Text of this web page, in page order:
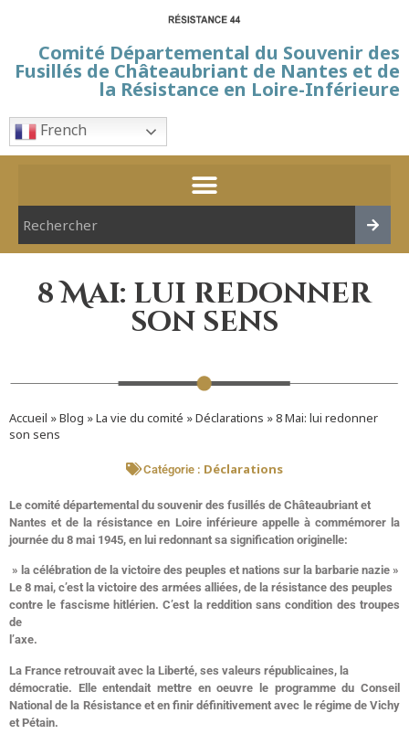
Comité Départemental du Souvenir des
Fusillés de Châteaubriant de Nantes et de
la Résistance en Loire-Inférieure
French
8 Mai: lui redonner
son sens
Accueil »Blog »La vie du comité »Déclarations »8 Mai: lui redonner
son sens
Catégorie : Déclarations
Le comité départemental du souvenir des fusillés de Châteaubriant et
Nantes et de la résistance en Loire inférieure appelle à commémorer la
journée du 8 mai 1945, en lui redonnant sa signification originelle:
» la célébration de la victoire des peuples et nations sur la barbarie nazie »
Le 8 mai, c’est la victoire des armées alliées, de la résistance des peuples
contre le fascisme hitlérien. C’est la reddition sans condition des troupes
de
l’axe.
La France retrouvait avec la Liberté, ses valeurs républicaines, la
démocratie. Elle entendait mettre en oeuvre le programme du Conseil
National de la Résistance et en finir définitivement avec le régime de Vichy
et Pétain.